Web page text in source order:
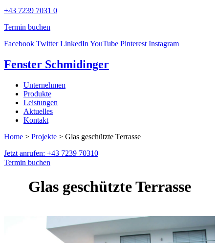
+43 7239 7031 0
Termin buchen
Facebook Twitter LinkedInYouTube Pinterest Instagram
Fenster Schmidinger
Unternehmen
Produkte
Leistungen
Aktuelles
Kontakt
Home > Projekte > Glas geschützte Terrasse
Jetzt anrufen: +43 7239 70310
Termin buchen
Glas geschützte Terrasse